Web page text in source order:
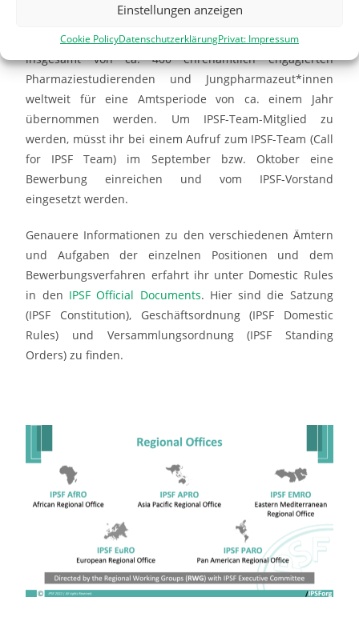
Einstellungen anzeigen
Cookie PolicyDatenschutzerklärungPrivat: Impressum
viele weitere Ämter, z.B. die der Koordinatoren und
Mitglieder der Komitees und Subkomitees, die
insgesamt vonca. 400 ehrenamtlich engagierten
Pharmaziestudierenden und Jungpharmazeut*innen
weltweit für eine Amtsperiode von ca. einem Jahr
übernommen werden. Um IPSF-Team-Mitglied zu
werden, müsst ihr bei einem Aufruf zum IPSF-Team (Call
for IPSF Team) im September bzw. Oktober eine
Bewerbung einreichen und vom IPSF-Vorstand
eingesetzt werden.
Genauere Informationen zu den verschiedenen Ämtern
und Aufgaben der einzelnen Positionen und dem
Bewerbungsverfahren erfahrt ihr unter Domestic Rules
in den IPSF Official Documents. Hier sind die Satzung
(IPSF Constitution), Geschäftsordnung (IPSF Domestic
Rules) und Versammlungsordnung (IPSF Standing
Orders) zu finden.